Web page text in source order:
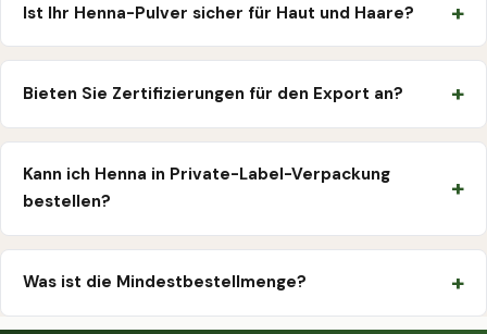
Ist Ihr Henna-Pulver sicher für Haut und Haare?
Bieten Sie Zertifizierungen für den Export an?
Kann ich Henna in Private-Label-Verpackung
bestellen?
Was ist die Mindestbestellmenge?